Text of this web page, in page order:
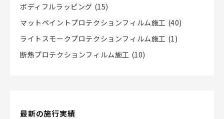
ボディフルラッピング (15)
マットペイントプロテクションフィルム施工 (40)
ライトスモークプロテクションフィルム施工 (1)
断熱プロテクションフィルム施工 (10)
最新の施行実績